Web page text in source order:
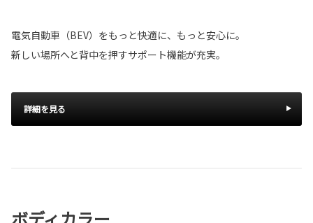
電気自動車（BEV）をもっと快適に、もっと安心に。
新しい場所へと背中を押すサポート機能が充実。
詳細を見る